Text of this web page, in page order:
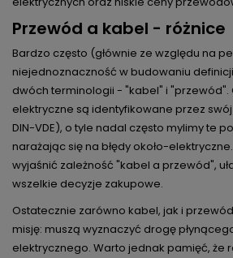
Przewód a kabel - różnice
Bardzo często (głównie ze względu na
niejednoznaczność w budowaniu
dwóch terminologii - "kabel" i "przewód".
elektryczne są identyfikowane przez
DIN-VDE), o tyle nadal często mylimy te
narażając się na błędy około-
wyjaśnić zależność "kabel a przewód",
wszelkie decyzje zakupowe.
Ostatecznie zarówno kabel, jak i
misję: muszą wyznaczyć drogę
elektrycznego. Warto jednak pamięć, że